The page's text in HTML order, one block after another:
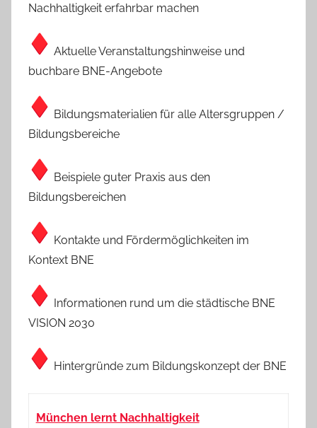
Nachhaltigkeit erfahrbar machen
Aktuelle Veranstaltungshinweise und
buchbare BNE-Angebote
Bildungsmaterialien für alle Altersgruppen /
Bildungsbereiche
Beispiele guter Praxis aus den
Bildungsbereichen
Kontakte und Fördermöglichkeiten im
Kontext BNE
Informationen rund um die städtische BNE
VISION 2030
Hintergründe zum Bildungskonzept der BNE
München lernt Nachhaltigkeit